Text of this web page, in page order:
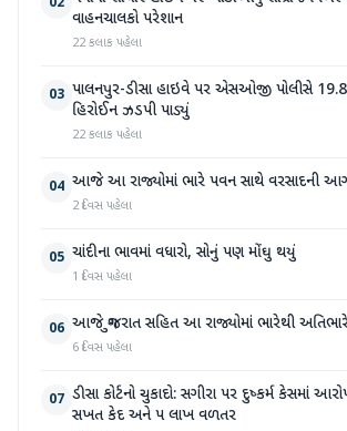
વાહનચાલકો પરેશાન
22 કલાક પહેલા
03 પાલનપુર-ડીસા હાઇવે પર એસઓજી પોલીસે
હિરોઈન ઝડપી પાડ્યું
22 કલાક પહેલા
04 આજે આ રાજ્યોમાં ભારે પવન સાથે વરસાદની
2 દિવસ પહેલા
05 ચાંદીના ભાવમાં વધારો, સોનું પણ મોંઘુ થયું
1 દિવસ પહેલા
06 આજે ગુજરાત સહિત આ રાજ્યોમાં ભારેથી
6 દિવસ પહેલા
07 ડીસા કોર્ટનો ચુકાદો: સગીરા પર દુષ્કર્મ કેસમાં
સખત કેદ અને ૫ લાખ વળતર